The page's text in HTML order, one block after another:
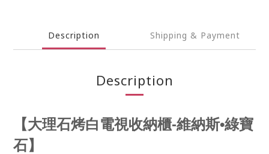
Description Shipping & Payment
Description
【大理石烤白電視收納櫃-維納斯•綠寶
石】